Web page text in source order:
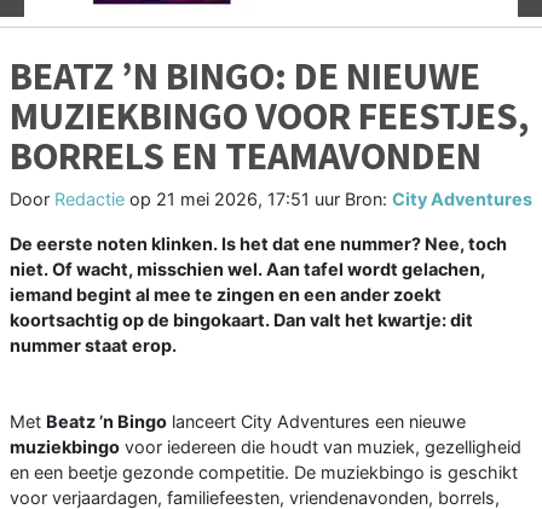
BEATZ ’N BINGO: DE NIEUWE
MUZIEKBINGO VOOR FEESTJES,
BORRELS EN TEAMAVONDEN
Door Redactie op 21 mei 2026, 17:51 uur Bron: City Adventures
De eerste noten klinken. Is het dat ene nummer? Nee, toch
niet. Of wacht, misschien wel. Aan tafel wordt gelachen,
iemand begint al mee te zingen en een ander zoekt
koortsachtig op de bingokaart. Dan valt het kwartje: dit
nummer staat erop.
Met Beatz ’n Bingo lanceert City Adventures een nieuwe
muziekbingo voor iedereen die houdt van muziek, gezelligheid
en een beetje gezonde competitie. De muziekbingo is geschikt
voor verjaardagen, familiefeesten, vriendenavonden, borrels,